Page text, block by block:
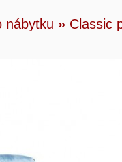
nábytku » Classic
Kolekce bytového
3 křeslo